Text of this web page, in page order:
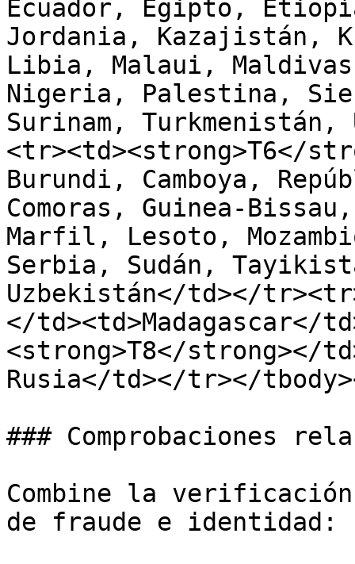
Ecuador, Egipto,
Jordania, Kazajistán,
Libia, Malaui,
Nigeria, Palestina,
Surinam, Turkmenistán,
<tr><td><strong>T6</
Burundi, Camboya,
Comoras, Guinea-
Marfil, Lesoto,
Serbia, Sudán,
Uzbekistán</td></
</td><td>Madagascar</
<strong>T8</strong></
Rusia</td></tr></
### Comprobaciones
Combine la
de fraude e identidad: